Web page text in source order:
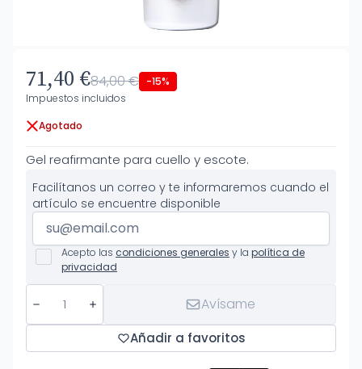
71,40 €84,00 € -15%
Impuestos incluidos
Agotado
Gel reafirmante para cuello y escote.
Facilítanos un correo y te informaremos cuando el
artículo se encuentre disponible
Acepto las condiciones generales y la política de
privacidad
Avísame
Añadir a favoritos